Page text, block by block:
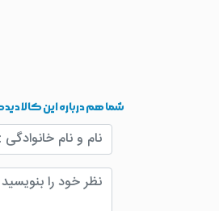
شما هم درباره این کالا